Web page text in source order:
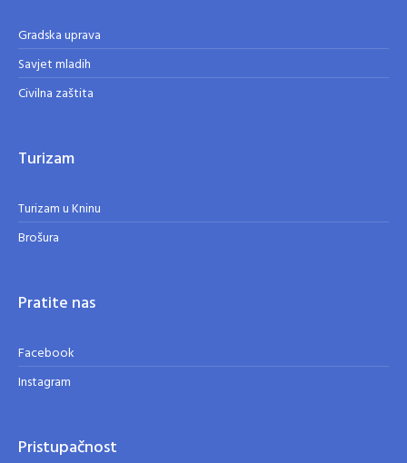
Gradska uprava
Savjet mladih
Civilna zaštita
Turizam
Turizam u Kninu
Brošura
Pratite nas
Facebook
Instagram
Pristupačnost